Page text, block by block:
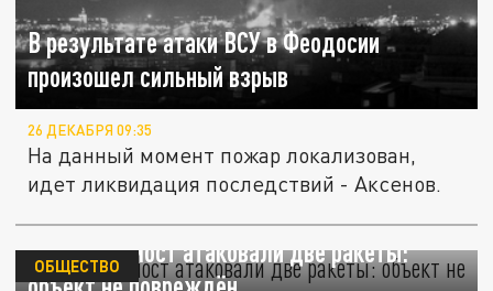
В результате атаки ВСУ в Феодосии
произошел сильный взрыв
26 ДЕКАБРЯ 09:35
На данный момент пожар локализован,
идет ликвидация последствий - Аксенов.
Крымский мост атаковали две ракеты:
ОБЩЕСТВО